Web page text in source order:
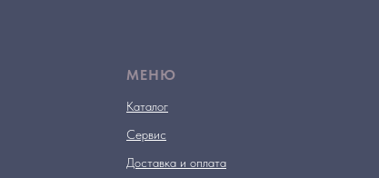
МЕНЮ
Каталог
Сервис
Доставка и оплата